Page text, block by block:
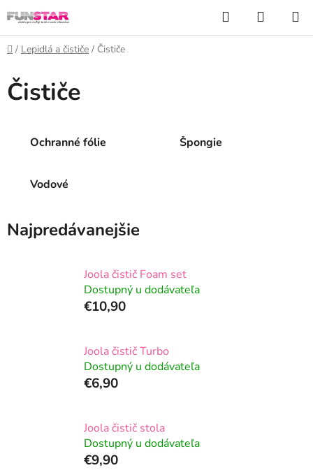
na
obsah
Hľadať
KOŠÍK
Domov
/ Lepidlá a čističe / Čističe
Čističe
Ochranné fólie Špongie
Vodové
Najpredávanejšie
Joola čistič Foam set
Dostupný u dodávateľa
€10,90
Joola čistič Turbo
Dostupný u dodávateľa
€6,90
Joola čistič stola
Dostupný u dodávateľa
€9,90